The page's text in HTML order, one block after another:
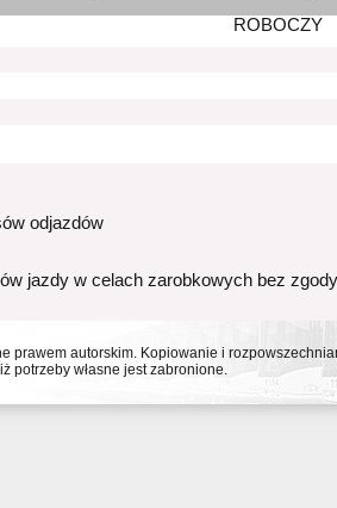
ROBOCZY
odjazdów
jazdy w celach zarobkowych bez
prawem autorskim. Kopiowanie i
potrzeby własne jest zabronione.